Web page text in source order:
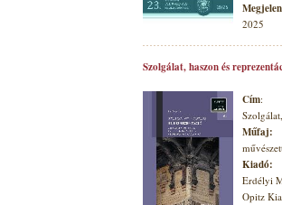
2025
Szolgálat, haszon és
Cím:
Műfaj:
Kiadó:
Erdélyi
Opitz